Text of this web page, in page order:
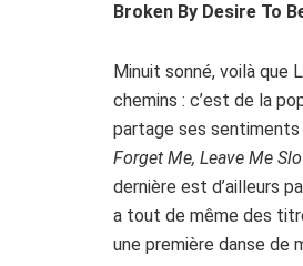
Broken By Desire To
Minuit sonné, voilà que
chemins : c’est de la
partage ses
Forget Me, Leave Me
dernière est d’ailleurs
a tout de même des
une première danse de